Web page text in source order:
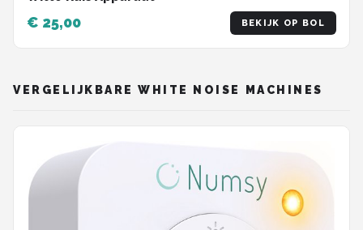
€ 25,00 BEKIJK OP BOL
VERGELIJKBARE WHITE NOISE MACHINES